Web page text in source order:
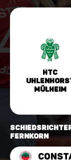
HTC
Mülheim
Fernkorn